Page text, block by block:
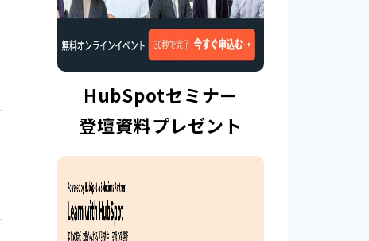
HubSpotセミナー
登壇資料プレゼント